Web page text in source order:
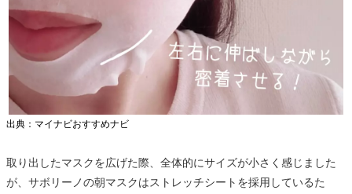
出典：マイナビおすすめナビ
取り出したマスクを広げた際、全体的にサイズが小さく感じました
が、サボリーノの朝マスクはストレッチシートを採用しているた